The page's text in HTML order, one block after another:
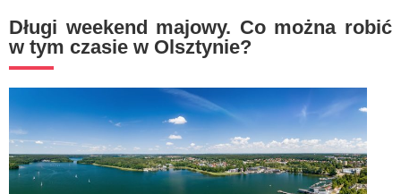
Długi weekend majowy. Co można robić
w tym czasie w Olsztynie?